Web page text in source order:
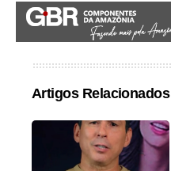
Artigos Relacionados